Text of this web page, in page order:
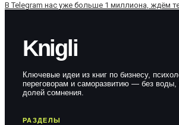
В Telegram нас уже больше 1 миллиона, ждём
Knigli
Ключевые идеи из книг по бизнесу,
переговорам и саморазвитию — без воды,
долей сомнения.
РАЗДЕЛЫ